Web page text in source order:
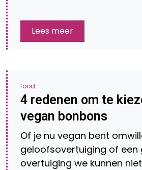
Lees meer
food
4 redenen om te
vegan bonbons
Of je nu vegan bent
geloofsovertuiging of een
overtuiging we kunnen